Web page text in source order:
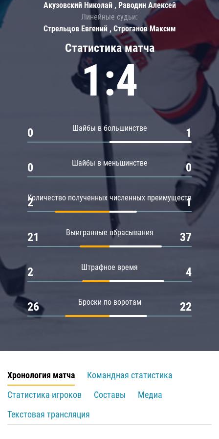
Статистика матча
1:4
Шайбы в большинстве
0 1
Шайбы в меньшинстве
0 0
Количество полученных численных преимуществ
2 1
Выигранные вбрасывания
21 37
Штрафное время
2 4
Броски по воротам
26 22
Акузовский Николай , Раводин Алексей
Линейные судьи:
Стрельцов Евгений , Строганов Максим
Хронология матча
Командная статистика
Статистика игроков
Составы
Медиа
Текстовая трансляция